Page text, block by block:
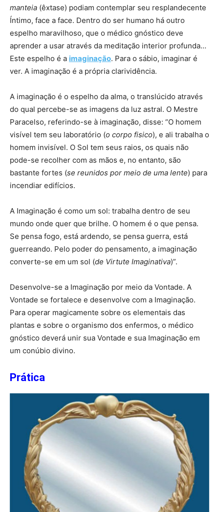
manteia (êxtase) podiam contemplar seu resplandecente
Íntimo, face a face. Dentro do ser humano há outro
espelho maravilhoso, que o médico gnóstico deve
aprender a usar através da meditação interior profunda…
Este espelho é a imaginação. Para o sábio, imaginar é
ver. A imaginação é a própria clarividência.
A imaginação é o espelho da alma, o translúcido através
do qual percebe-se as imagens da luz astral. O Mestre
Paracelso, referindo-se à imaginação, disse: “O homem
visível tem seu laboratório (o corpo fisico), e ali trabalha o
homem invisível. O Sol tem seus raios, os quais não
pode-se recolher com as mãos e, no entanto, são
bastante fortes (se reunidos por meio de uma lente) para
incendiar edifícios.
A Imaginação é como um sol: trabalha dentro de seu
mundo onde quer que brilhe. O homem é o que pensa.
Se pensa fogo, está ardendo, se pensa guerra, está
guerreando. Pelo poder do pensamento, a imaginação
converte-se em um sol (de Virtute Imaginativa)”.
Desenvolve-se a Imaginação por meio da Vontade. A
Vontade se fortalece e desenvolve com a Imaginação.
Para operar magicamente sobre os elementais das
plantas e sobre o organismo dos enfermos, o médico
gnóstico deverá unir sua Vontade e sua Imaginação em
um conúbio divino.
Prática